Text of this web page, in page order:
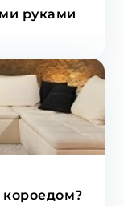
руками
короедом?